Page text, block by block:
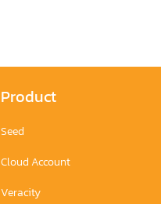
Product
Seed
Cloud Account
Veracity